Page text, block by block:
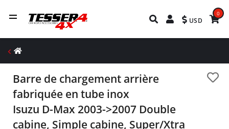
USD
0
Barre de chargement arrière
fabriquée en tube inox
Isuzu D-Max 2003->2007 Double
cabine, Simple cabine, Super/Xtra